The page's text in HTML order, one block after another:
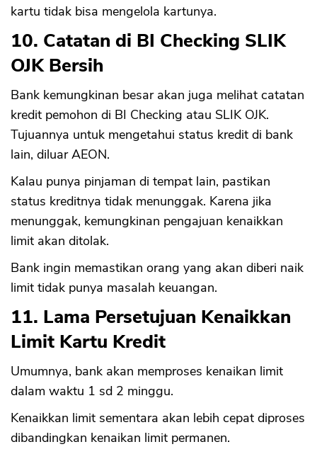
kartu tidak bisa mengelola kartunya.
10. Catatan di BI Checking SLIK
OJK Bersih
Bank kemungkinan besar akan juga melihat catatan
kredit pemohon di BI Checking atau SLIK OJK.
Tujuannya untuk mengetahui status kredit di bank
lain, diluar AEON.
Kalau punya pinjaman di tempat lain, pastikan
status kreditnya tidak menunggak. Karena jika
menunggak, kemungkinan pengajuan kenaikkan
limit akan ditolak.
Bank ingin memastikan orang yang akan diberi naik
limit tidak punya masalah keuangan.
11. Lama Persetujuan Kenaikkan
Limit Kartu Kredit
Umumnya, bank akan memproses kenaikan limit
dalam waktu 1 sd 2 minggu.
Kenaikkan limit sementara akan lebih cepat diproses
dibandingkan kenaikan limit permanen.